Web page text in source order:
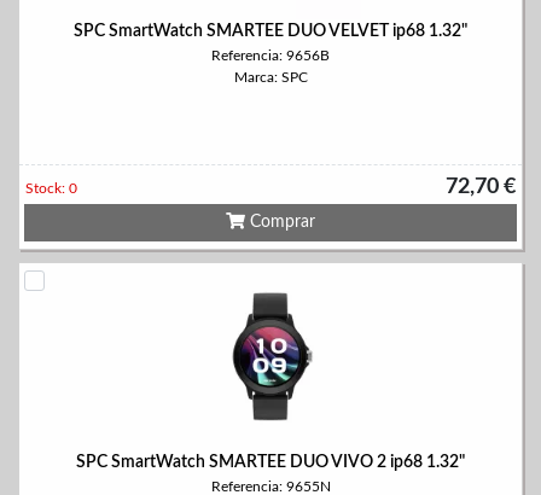
SPC SmartWatch SMARTEE DUO VELVET ip68 1.32"
Referencia: 9656B
Marca: SPC
72,70 €
Stock: 0
Comprar
SPC SmartWatch SMARTEE DUO VIVO 2 ip68 1.32"
Referencia: 9655N